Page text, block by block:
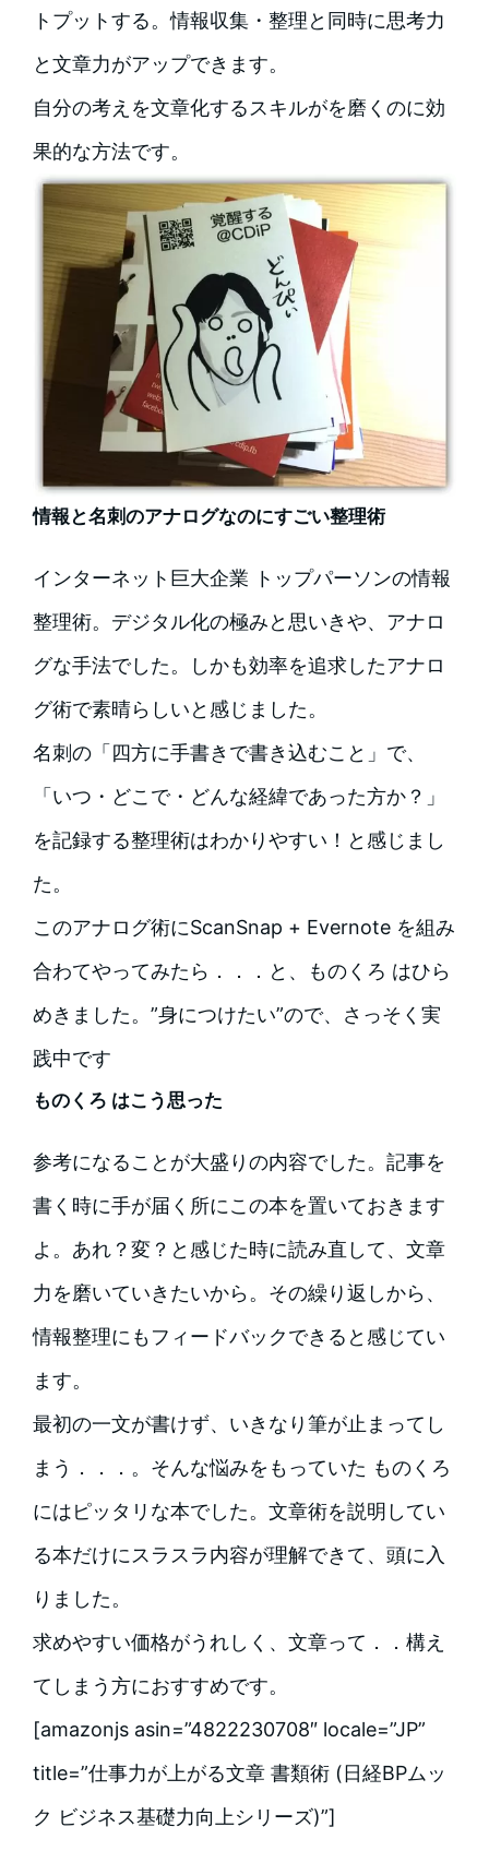
トプットする。情報収集・整理と同時に思考力
と文章力がアップできます。
自分の考えを文章化するスキルがを磨くのに効
果的な方法です。
情報と名刺のアナログなのにすごい整理術
インターネット巨大企業 トップパーソンの情報
整理術。デジタル化の極みと思いきや、アナロ
グな手法でした。しかも効率を追求したアナロ
グ術で素晴らしいと感じました。
名刺の「四方に手書きで書き込むこと」で、
「いつ・どこで・どんな経緯であった方か？」
を記録する整理術はわかりやすい！と感じまし
た。
このアナログ術にScanSnap + Evernote を組み
合わてやってみたら．．．と、ものくろ はひら
めきました。”身につけたい”ので、さっそく実
践中です
ものくろ はこう思った
参考になることが大盛りの内容でした。記事を
書く時に手が届く所にこの本を置いておきます
よ。あれ？変？と感じた時に読み直して、文章
力を磨いていきたいから。その繰り返しから、
情報整理にもフィードバックできると感じてい
ます。
最初の一文が書けず、いきなり筆が止まってし
まう．．．。そんな悩みをもっていた ものくろ
にはピッタリな本でした。文章術を説明してい
る本だけにスラスラ内容が理解できて、頭に入
りました。
求めやすい価格がうれしく、文章って．．構え
てしまう方におすすめです。
[amazonjs asin=”4822230708″ locale=”JP”
title=”仕事力が上がる文章 書類術 (日経BPムッ
ク ビジネス基礎力向上シリーズ)”]